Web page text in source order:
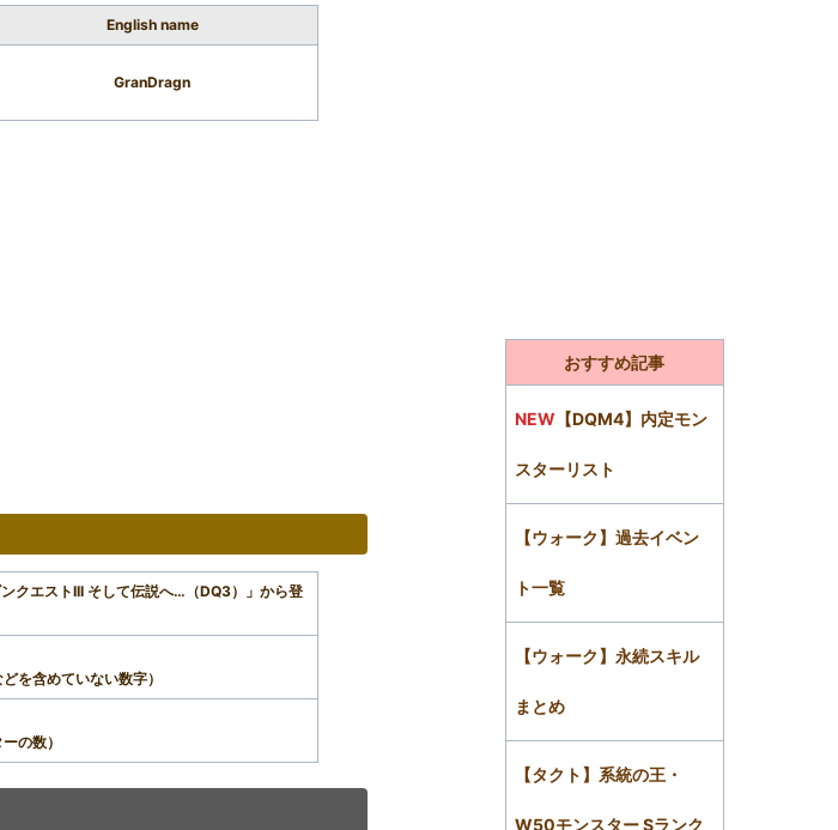
English name
GranDragn
クエストIII そして伝説へ…（DQ3）」から登
を含めていない数字）
の数）
おすすめ記事
NEW 【DQM4】内定モン
スターリスト
【ウォーク】過去イベン
ト一覧
【ウォーク】永続スキル
まとめ
【タクト】系統の王・
W50モンスター Sランク